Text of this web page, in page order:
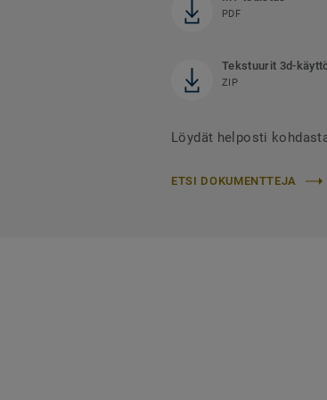
PDF
Tekstuurit 3d-
ZIP
Löydät helposti
ETSI DOKUMENTTEJA